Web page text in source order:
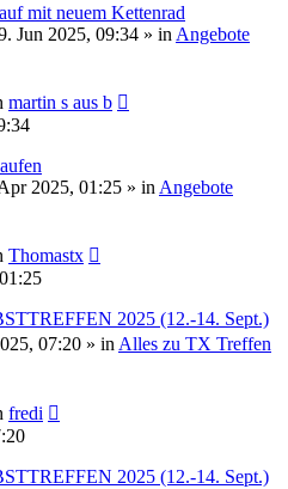
mit neuem Kettenrad
Jun 2025, 09:34 » in Angebote
martin s aus b
2025, 01:25 » in Angebote
Thomastx
2025 (12.-14. Sept.)
07:20 » in Alles zu TX Treffen
fredi
2025 (12.-14. Sept.)